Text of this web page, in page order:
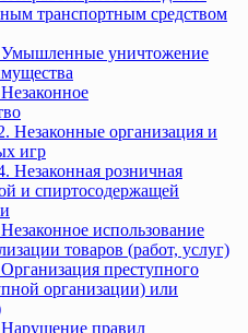
транспортным средством
уничтожение
Незаконные организация и
игр
Незаконная розничная
и спиртосодержащей
использование
товаров (работ, услуг)
преступного
организации) или
правил